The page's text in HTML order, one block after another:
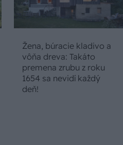
Žena, búracie kladivo a
vôňa dreva: Takáto
premena zrubu z roku
1654 sa nevidí každý
deň!